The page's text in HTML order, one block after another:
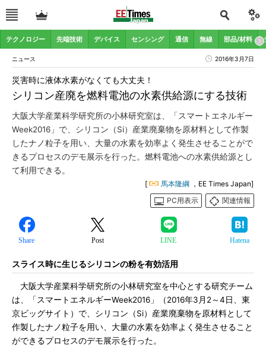
テクノロジー 先端技術 デバイス センシング 通信 無線 部品/材料
ニュース 2016年3月7日
シリコン産廃を燃料電池の水素供給源にする技術
災害時に液体水素がなくても大丈夫！
大阪大学産業科学研究所の小林研究室は、「スマートエネルギー
Week2016」で、シリコン（Si）産業廃棄物を原材料として作製
したナノ粒子を用い、大量の水素を効率よく発生させることがで
きるプロセスのデモ展示を行った。燃料電池への水素供給源とし
て利用できる。
[ 馬本隆綱 ，EE Times Japan]
PC用表示
関連情報
Share Post LINE Hatena
スライス時に生じるシリコンの粉を有効活用
大阪大学産業科学研究所の小林研究室を中心とする研究チーム
は、「スマートエネルギーWeek2016」（2016年3月2～4日、東
京ビッグサイト）で、シリコン（Si）産業廃棄物を原材料として
作製したナノ粒子を用い、大量の水素を効率よく発生させること
ができるプロセスのデモ展示を行った。